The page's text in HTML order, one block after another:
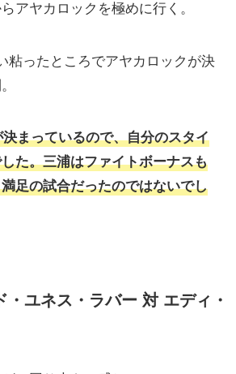
アヤカロックを極めに行く。
粘ったところでアヤカロックが決
まっているので、自分のスタイ
た。三浦はファイトボーナスも
足の試合だったのではないでし
・ユネス・ラバー 対 エディ・